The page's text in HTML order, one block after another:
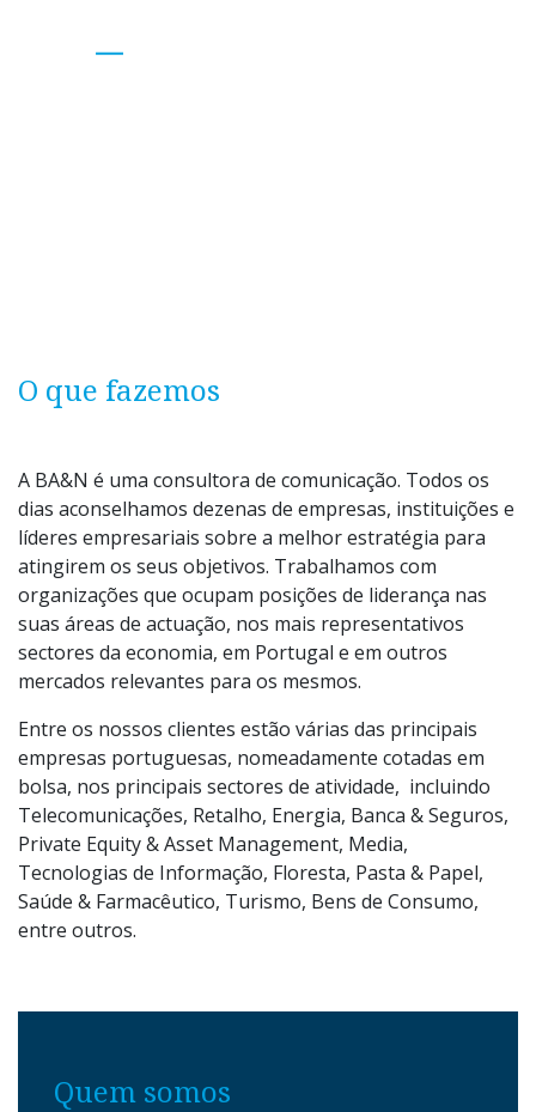
O que fazemos
A BA&N é uma consultora de comunicação. Todos os
dias aconselhamos dezenas de empresas, instituições e
líderes empresariais sobre a melhor estratégia para
atingirem os seus objetivos. Trabalhamos com
organizações que ocupam posições de liderança nas
suas áreas de actuação, nos mais representativos
sectores da economia, em Portugal e em outros
mercados relevantes para os mesmos.
Entre os nossos clientes estão várias das principais
empresas portuguesas, nomeadamente cotadas em
bolsa, nos principais sectores de atividade, incluindo
Telecomunicações, Retalho, Energia, Banca & Seguros,
Private Equity & Asset Management, Media,
Tecnologias de Informação, Floresta, Pasta & Papel,
Saúde & Farmacêutico, Turismo, Bens de Consumo,
entre outros.
Quem somos